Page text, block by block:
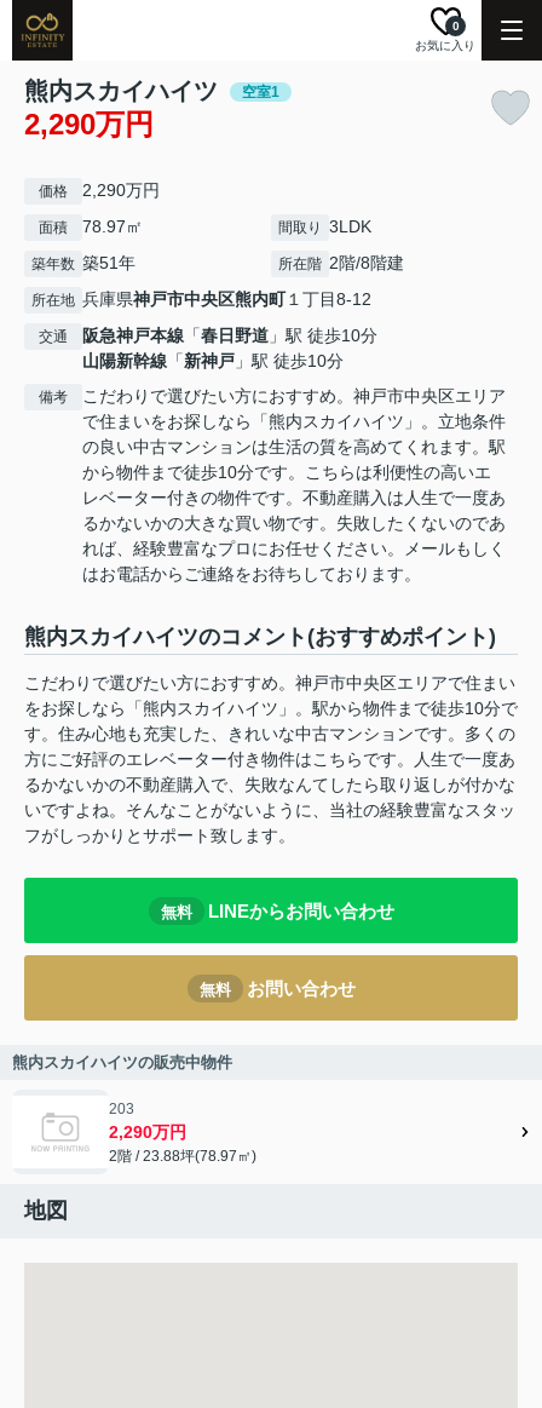
お気に入り
0
熊内スカイハイツ 空室1
2,290万円
価格 2,290万円
面積 78.97㎡ 間取り 3LDK
築年数 築51年 所在階 2階/8階建
所在地 兵庫県神戸市中央区熊内町１丁目8-12
交通 阪急神戸本線 「春日野道 」駅 徒歩10分
山陽新幹線 「新神戸 」駅 徒歩10分
備考
こだわりで選びたい方におすすめ。神戸市中央区エリア
で住まいをお探しなら「熊内スカイハイツ」。立地条件
の良い中古マンションは生活の質を高めてくれます。駅
から物件まで徒歩10分です。こちらは利便性の高いエ
レベーター付きの物件です。不動産購入は人生で一度あ
るかないかの大きな買い物です。失敗したくないのであ
れば、経験豊富なプロにお任せください。メールもしく
はお電話からご連絡をお待ちしております。
熊内スカイハイツのコメント(おすすめポイント)
こだわりで選びたい方におすすめ。神戸市中央区エリアで住まい
をお探しなら「熊内スカイハイツ」。駅から物件まで徒歩10分で
す。住み心地も充実した、きれいな中古マンションです。多くの
方にご好評のエレベーター付き物件はこちらです。人生で一度あ
るかないかの不動産購入で、失敗なんてしたら取り返しが付かな
いですよね。そんなことがないように、当社の経験豊富なスタッ
フがしっかりとサポート致します。
無料 LINEからお問い合わせ
無料 お問い合わせ
熊内スカイハイツの販売中物件
203
2,290万円
2階 / 23.88坪(78.97㎡)
地図